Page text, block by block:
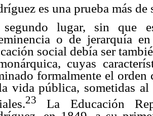
es una prueba más
lugar, sin que
o de jerarquía
social debía ser
cuyas
formalmente el orden
vida pública, sometidas
23
La Educación